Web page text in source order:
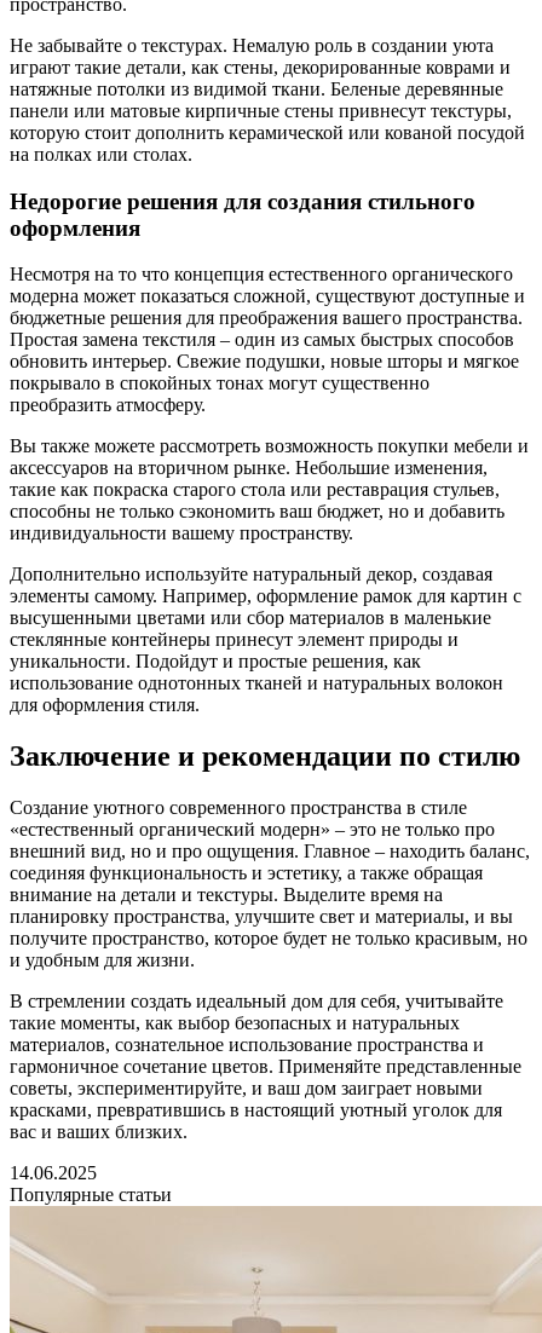
пространство.
Не забывайте о текстурах. Немалую роль в создании уюта
играют такие детали, как стены, декорированные коврами и
натяжные потолки из видимой ткани. Беленые деревянные
панели или матовые кирпичные стены привнесут текстуры,
которую стоит дополнить керамической или кованой посудой
на полках или столах.
Недорогие решения для создания стильного
оформления
Несмотря на то что концепция естественного органического
модерна может показаться сложной, существуют доступные и
бюджетные решения для преображения вашего пространства.
Простая замена текстиля – один из самых быстрых способов
обновить интерьер. Свежие подушки, новые шторы и мягкое
покрывало в спокойных тонах могут существенно
преобразить атмосферу.
Вы также можете рассмотреть возможность покупки мебели и
аксессуаров на вторичном рынке. Небольшие изменения,
такие как покраска старого стола или реставрация стульев,
способны не только сэкономить ваш бюджет, но и добавить
индивидуальности вашему пространству.
Дополнительно используйте натуральный декор, создавая
элементы самому. Например, оформление рамок для картин с
высушенными цветами или сбор материалов в маленькие
стеклянные контейнеры принесут элемент природы и
уникальности. Подойдут и простые решения, как
использование однотонных тканей и натуральных волокон
для оформления стиля.
Заключение и рекомендации по стилю
Создание уютного современного пространства в стиле
«естественный органический модерн» – это не только про
внешний вид, но и про ощущения. Главное – находить баланс,
соединяя функциональность и эстетику, а также обращая
внимание на детали и текстуры. Выделите время на
планировку пространства, улучшите свет и материалы, и вы
получите пространство, которое будет не только красивым, но
и удобным для жизни.
В стремлении создать идеальный дом для себя, учитывайте
такие моменты, как выбор безопасных и натуральных
материалов, сознательное использование пространства и
гармоничное сочетание цветов. Применяйте представленные
советы, экспериментируйте, и ваш дом заиграет новыми
красками, превратившись в настоящий уютный уголок для
вас и ваших близких.
14.06.2025
Популярные статьи